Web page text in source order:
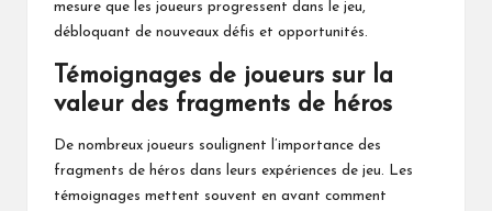
mesure que les joueurs progressent dans le jeu,
débloquant de nouveaux défis et opportunités.
Témoignages de joueurs sur la
valeur des fragments de héros
De nombreux joueurs soulignent l’importance des
fragments de héros dans leurs expériences de jeu. Les
témoignages mettent souvent en avant comment